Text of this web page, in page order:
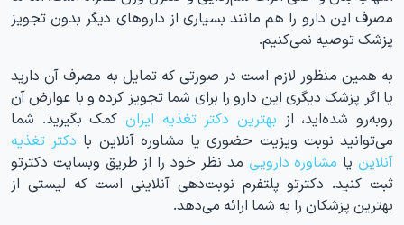
مصرف این دارو را هم مانند بسیاری از داروهای دیگر بدون تجویز
پزشک توصیه نمی‌کنیم.
به همین منظور لازم است در صورتی که تمایل به مصرف آن دارید
یا اگر پزشک دیگری این دارو را برای شما تجویز کرده و با عوارض آن
روبه‌رو شده‌اید، از بهترین دکتر تغذیه ایران کمک بگیرید. شما
می‌توانید نوبت ویزیت حضوری یا مشاوره آنلاین با دکتر تغذیه
آنلاینیا مشاوره دارویی مد نظر خود را از طریق وبسایت دکترتو
ثبت کنید. دکترتو پلتفرم نوبت‌دهی آنلاینی است که لیستی از
بهترین پزشکان را به شما ارائه می‌دهد.